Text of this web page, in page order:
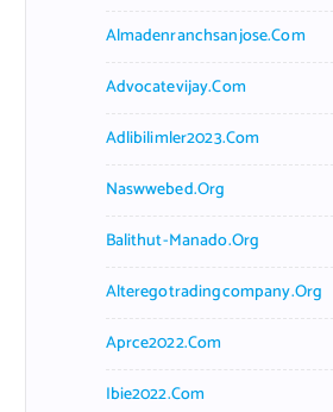
Almadenranchsanjose.com
Advocatevijay.com
Adlibilimler2023.com
Naswwebed.org
Balithut-Manado.org
Alteregotradingcompany.org
Aprce2022.com
Ibie2022.com